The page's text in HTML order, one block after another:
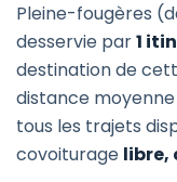
Pleine-fougères
desservie par1
destination de
distance
tous les trajets
covoiturage libre,